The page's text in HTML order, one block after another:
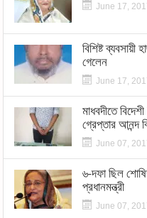
June 17,
বিশিষ্ট
গেলেন
June 17,
মাধবদীতে
গ্রেপ্তার আনন্দ
June 07,
৬-দফা ছিল
প্রধানমন্ত্রী
June 07,